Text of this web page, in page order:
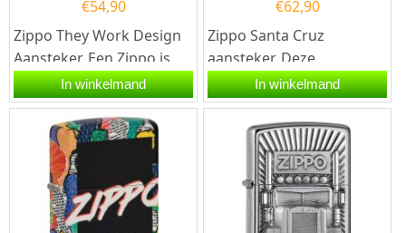
€54,90
Zippo They Work Design
Aansteker. Een Zippo is
een kwalitatief goede
benzineaansteker met...
In winkelmand
€62,90
Zippo Santa Cruz
aansteker. Deze
benzineaansteker heeft
een Matzwarte afwerking
met op de...
In winkelmand